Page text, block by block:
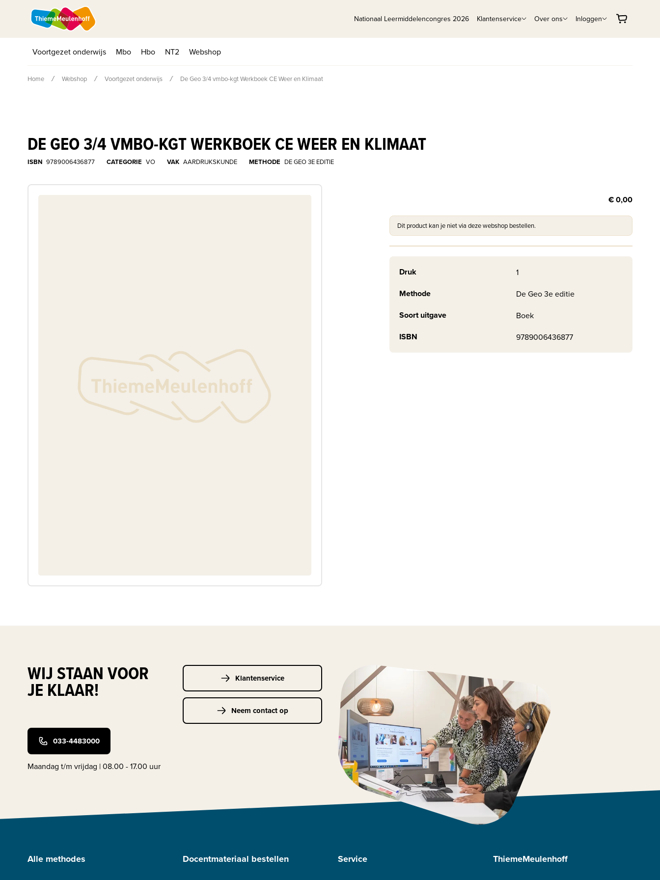
Nationaal Leermiddelencongres 2026 Klantenservice Over ons Inloggen
Voortgezet onderwijs Mbo Hbo NT2 Webshop
Home Webshop Voortgezet onderwijs De Geo 3/4 vmbo-kgt Werkboek CE Weer en Klimaat
DE GEO 3/4 VMBO-KGT WERKBOEK CE WEER EN KLIMAAT
ISBN 9789006436877 CATEGORIE VO VAK AARDRIJKSKUNDE METHODE DE GEO 3E EDITIE
€ 0,00
Dit product kan je niet via deze webshop bestellen.
Druk 1
Methode De Geo 3e editie
Soort uitgave Boek
ISBN 9789006436877
WIJ STAAN VOOR
JE KLAAR!
033-4483000
Maandag t/m vrijdag | 08.00 - 17.00 uur
Klantenservice
Neem contact op
Alle methodes Docentmateriaal bestellen Service ThiemeMeulenhoff